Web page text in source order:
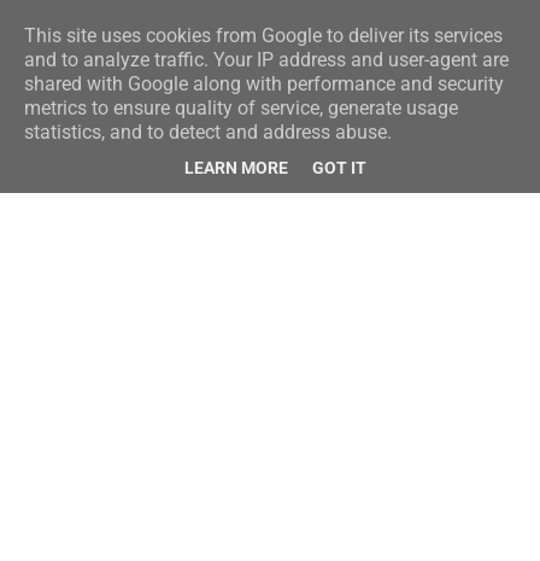
This site uses cookies from Google to deliver its services
and to analyze traffic. Your IP address and user-agent are
shared with Google along with performance and security
metrics to ensure quality of service, generate usage
statistics, and to detect and address abuse.
LEARN MORE GOT IT